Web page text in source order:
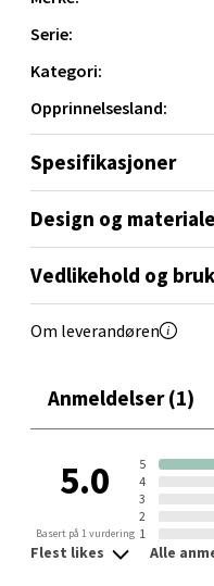
Serie:
Kategori:
Opprinnelsesland:
Spesifikasjoner
Design og materiale
Vedlikehold og bruk
Om leverandøren
Anmeldelser (1)
5.0
Basert på 1 vurdering
5
4
3
2
1
Flest likes Alle
Bergen -
Åpent i dag 10-21
0 i butikk
Oppdal -
Aunasenteret,
0 i butikk
Orkanger -